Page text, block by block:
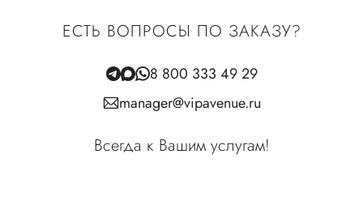
ЕСТЬ ВОПРОСЫ ПО ЗАКАЗУ?
8 800 333 49 29
manager@vipavenue.ru
Всегда к Вашим услугам!